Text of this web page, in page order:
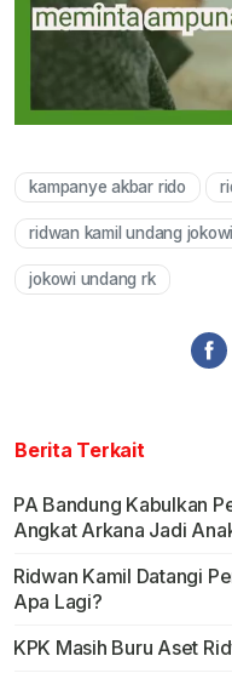
kampanye akbar rido
ridwan kamil undang jokowi
jokowi undang rk
Berita Terkait
PA Bandung Kabulkan
Angkat Arkana Jadi
Ridwan Kamil Datangi
Apa Lagi?
KPK Masih Buru Aset